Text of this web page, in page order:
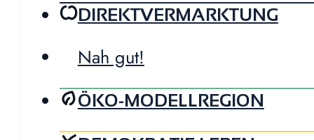
DIREKTVERMARKTUNG
Nah gut!
ÖKO-MODELLREGION